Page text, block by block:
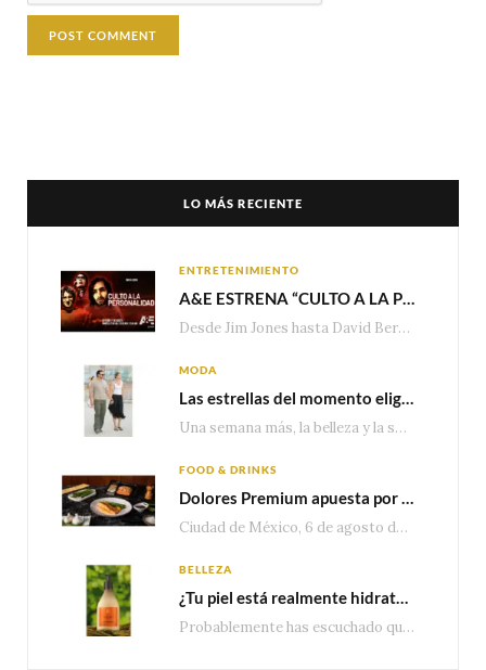
LO MÁS RECIENTE
ENTRETENIMIENTO
A&E ESTRENA “CULTO A LA PERSONALIDAD”,LA SERIE SOBRE LOS LÍDERES DE SECTA MÁS SINIESTROS DE LA HISTORIA
Desde Jim Jones hasta David Berg, la producción recorre en seis episodios cómo el carisma,…
MODA
Las estrellas del momento eligen Valentino
Una semana más, la belleza y la sofisticación de Valentino vuelven a tomar el escenario internacional. Desde…
FOOD & DRINKS
Dolores Premium apuesta por el salmón para seguir creciendo en categorías estratégicas
Ciudad de México, 6 de agosto de 2026.— Con una producción de 2.17 millones de…
BELLEZA
¿Tu piel está realmente hidratada? 4 señales que podrían indicar que necesita algo más
Probablemente has escuchado que el cuidado e hidratación corporal se suele asociar únicamente con una…